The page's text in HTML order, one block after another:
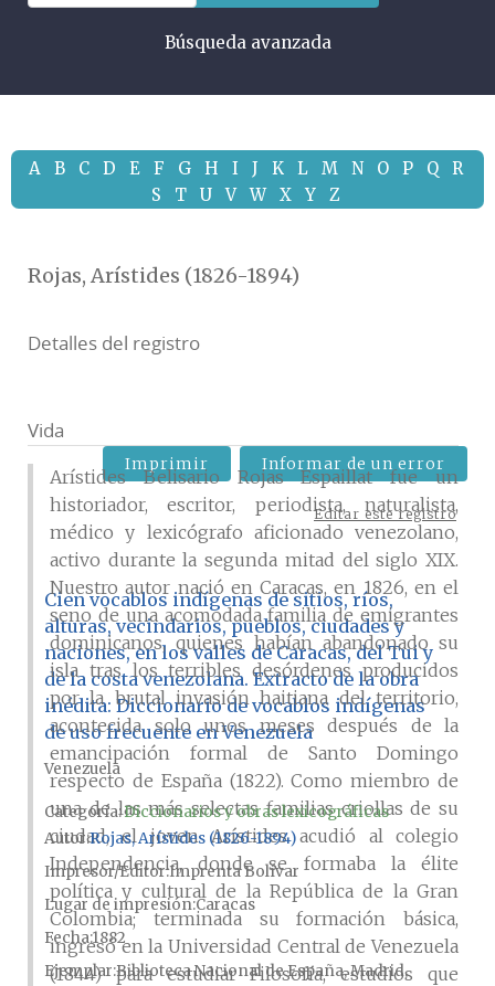
Búsqueda avanzada
A B C D E F G H I J K L M N O P Q
R
S
T U V W X Y Z
Rojas, Arístides (1826-1894)
Detalles del registro
Vida
Arístides Belisario Rojas Espaillat fue un
historiador, escritor, periodista, naturalista,
médico y lexicógrafo aficionado venezolano,
activo durante la segunda mitad del siglo XIX.
Nuestro autor nació en Caracas, en 1826, en el
seno de una acomodada familia de emigrantes
dominicanos, quienes habían abandonado su
isla tras los terribles desórdenes producidos
por la brutal invasión haitiana del territorio,
acontecida solo unos meses después de la
emancipación formal de Santo Domingo
respecto de España (1822). Como miembro de
una de las más selectas familias criollas de su
ciudad, el joven Arístides acudió al colegio
Independencia, donde se formaba la élite
política y cultural de la República de la Gran
Colombia; terminada su formación básica,
ingresó en la Universidad Central de Venezuela
(1844) para estudiar Filosofía, estudios que
Imprimir Informar de un error
Editar este registro
Cien vocablos indígenas de sitios, ríos,
alturas, vecindarios, pueblos, ciudades y
naciones, en los valles de Caracas, del Tui y
de la costa venezolana. Extracto de la obra
inédita: Diccionario de vocablos indígenas
de uso frecuente en Venezuela
Venezuela
Categoría:Diccionarios y obras lexicográficas
Autor Rojas, Arístides (1826-1894)
Impresor/EditorImprenta Bolívar
Lugar de impresiónCaracas
Fecha1882
Ejemplar Biblioteca Nacional de España, Madrid,